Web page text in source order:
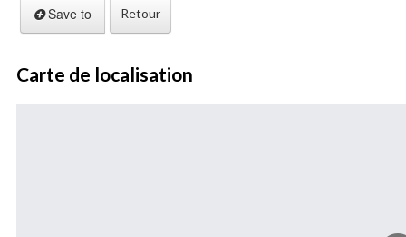
Save to Retour
Carte de localisation